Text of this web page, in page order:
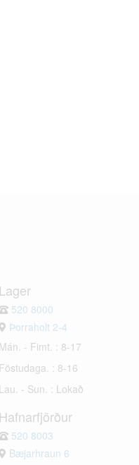
Lager
520 8000
Þorraholt 2-4
Mán. - Fimt. : 8-17
Föstudaga. : 8-16
Lau. - Sun. : Lokað
Hafnarfjörður
520 8003
Bæjarhraun 6